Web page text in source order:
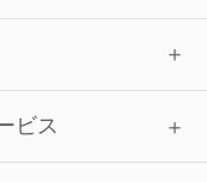
ビス